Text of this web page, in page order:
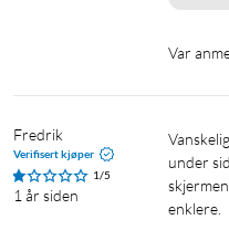
Var
Fredrik
Verifisert kjøper
1/5
1 år siden
Vanskelig å ta på uten at det kommer luft
under
enklere.